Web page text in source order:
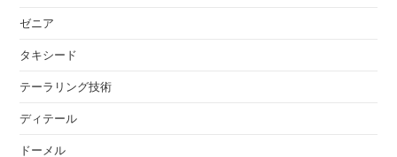
ゼニア
タキシード
テーラリング技術
ディテール
ドーメル